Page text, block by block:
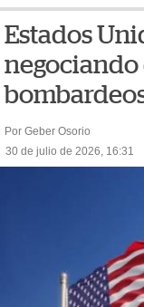
Estados
negociando
Por Geber Osorio
30 de julio de 2026, 16:31